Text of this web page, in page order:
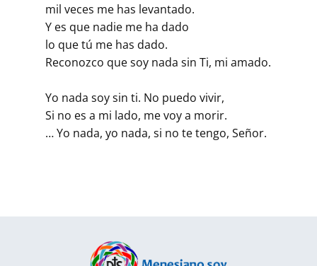
mil veces me has levantado.
Y es que nadie me ha dado
lo que tú me has dado.
Reconozco que soy nada sin Ti, mi amado.
Yo nada soy sin ti. No puedo vivir,
Si no es a mi lado, me voy a morir.
… Yo nada, yo nada, si no te tengo, Señor.